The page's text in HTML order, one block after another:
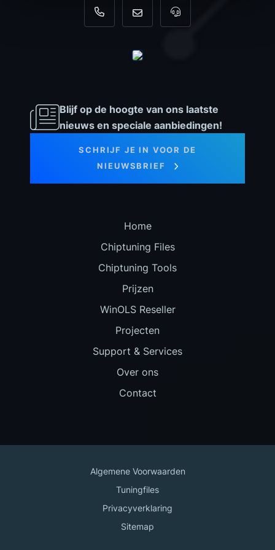
+31 35 820 0967
info@dyno-Voor tool support,
Blijf op de hoogte van ons laatste
nieuws en speciale aanbiedingen!
SCHRIJF JE IN VOOR DE
NIEUWSBRIEF
Home
Chiptuning Files
Chiptuning Tools
Prijzen
WinOLS Reseller
Projecten
Support & Services
Over ons
Contact
Algemene Voorwaarden
Tuningfiles
Privacyverklaring
Sitemap